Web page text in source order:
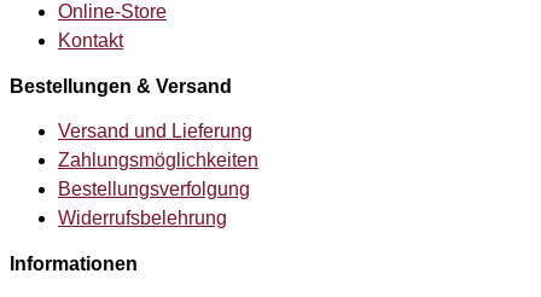
Online-Store
Kontakt
Bestellungen & Versand
Versand und Lieferung
Zahlungsmöglichkeiten
Bestellungsverfolgung
Widerrufsbelehrung
Informationen